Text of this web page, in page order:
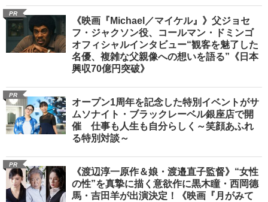
PR
《映画『Michael／マイケル』》父ジョセ
フ・ジャクソン役、コールマン・ドミンゴ
オフィシャルインタビュー“観客を魅了した
名優、複雑な父親像への想いを語る”《日本
興収70億円突破》
PR
オープン1周年を記念した特別イベントがサ
ムソナイト・ブラックレーベル銀座店で開
催 仕事も人生も自分らしく～笑顔あふれ
る特別対談～
PR
《渡辺淳一原作＆娘・渡邉直子監督》“女性
の性”を真摯に描く意欲作に黒木瞳・西岡德
馬・吉田羊が出演決定！《映画『月がみて